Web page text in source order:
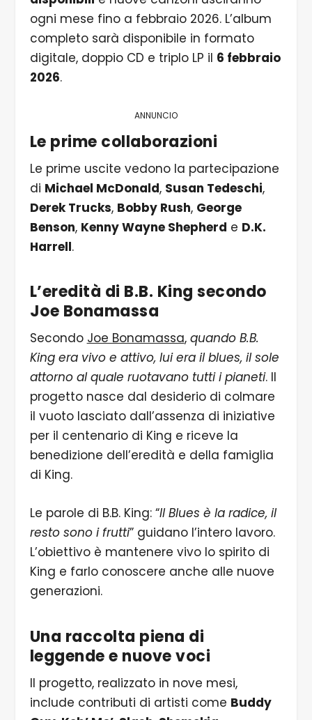
ogni mese fino a febbraio 2026. L’album
completo sarà disponibile in formato
digitale, doppio CD e triplo LP il 6 febbraio
2026.
ANNUNCIO
Le prime collaborazioni
Le prime uscite vedono la partecipazione
di Michael McDonald, Susan Tedeschi,
Derek Trucks, Bobby Rush, George
Benson, Kenny Wayne Shepherd e D.K.
Harrell.
L’eredità di B.B. King secondo
Joe Bonamassa
Secondo Joe Bonamassa, quando B.B.
King era vivo e attivo, lui era il blues, il sole
attorno al quale ruotavano tutti i pianeti. Il
progetto nasce dal desiderio di colmare
il vuoto lasciato dall’assenza di iniziative
per il centenario di King e riceve la
benedizione dell’eredità e della famiglia
di King.
Le parole di B.B. King: “Il Blues è la radice, il
resto sono i frutti” guidano l’intero lavoro.
L’obiettivo è mantenere vivo lo spirito di
King e farlo conoscere anche alle nuove
generazioni.
Una raccolta piena di
leggende e nuove voci
Il progetto, realizzato in nove mesi,
include contributi di artisti come Buddy